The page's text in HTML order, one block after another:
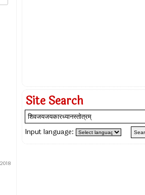
Site Search
Input language: